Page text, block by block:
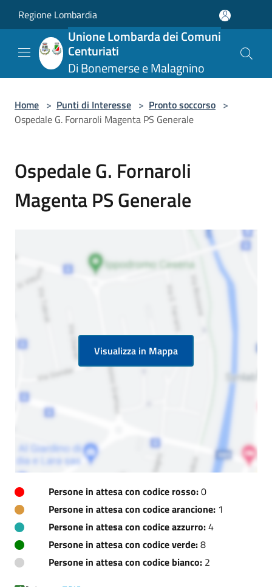
Regione Lombardia
Unione Lombarda dei Comuni
Centuriati
Di Bonemerse e Malagnino
Home > Punti di Interesse > Pronto soccorso >
Ospedale G. Fornaroli Magenta PS Generale
Ospedale G. Fornaroli
Magenta PS Generale
Visualizza in Mappa
Persone in attesa con codice rosso:0
Persone in attesa con codice arancione: 1
Persone in attesa con codice azzurro:4
Persone in attesa con codice verde:8
Persone in attesa con codice bianco: 2